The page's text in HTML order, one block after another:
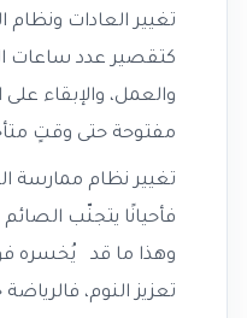
تغيير العادات ونظام
كتقصير عدد ساعات
والعمل، والإبقاء على
مفتوحة حتى وقتٍ
تغيير نظام ممارسة
فأحيانًا يتجنّب
وهذا ما قد يُخسره
تعزيز النوم،